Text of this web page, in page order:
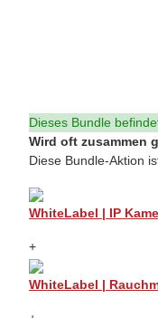
Dieses Bundle
Wird oft zusammen
Diese Bundle-Aktion
WhiteLabel | IP
+
WhiteLabel |